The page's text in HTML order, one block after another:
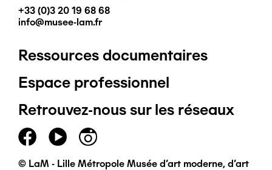
+33 (0)3 20 19 68 68
info@musee-lam.fr
Pied
de
page
principal
Ressources documentaires
Espace professionnel
Retrouvez-nous sur les réseaux
© LaM - Lille Métropole Musée d'art moderne, d'art